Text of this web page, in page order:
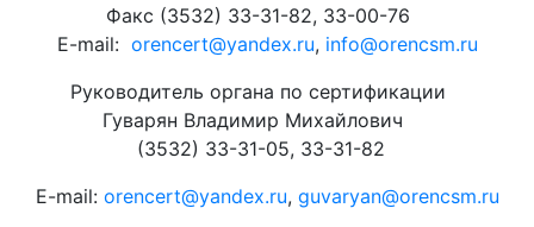
Факс (3532) 33-31-82, 33-00-76
E-mail: orencert@yandex.ru, info@orencsm.ru
Руководитель органа по сертификации
Гуварян Владимир Михайлович
(3532) 33-31-05, 33-31-82
E-mail: orencert@yandex.ru, guvaryan@orencsm.ru